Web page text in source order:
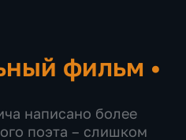
фильм •
написано более
поэта – слишком